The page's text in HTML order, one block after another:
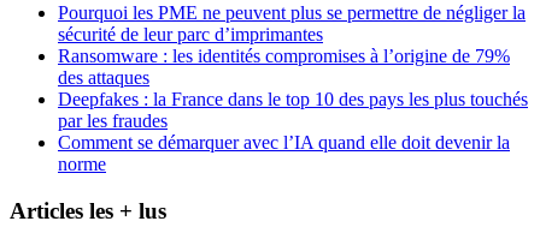
Pourquoi les PME ne peuvent plus se permettre de négliger la
sécurité de leur parc d’imprimantes
Ransomware : les identités compromises à l’origine de 79%
des attaques
Deepfakes : la France dans le top 10 des pays les plus touchés
par les fraudes
Comment se démarquer avec l’IA quand elle doit devenir la
norme
Articles les + lus